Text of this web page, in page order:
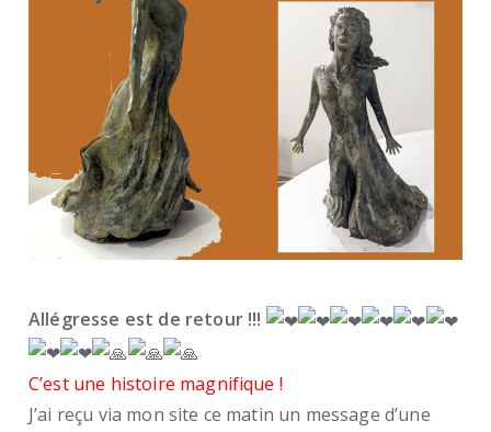
Allégresse est de retour !!!
C’est une histoire magnifique !
J’ai reçu via mon site ce matin un message d’une